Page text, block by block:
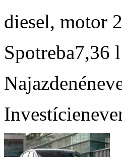
diesel, motor
Spotreba7,36 l
Najazdené
Investície